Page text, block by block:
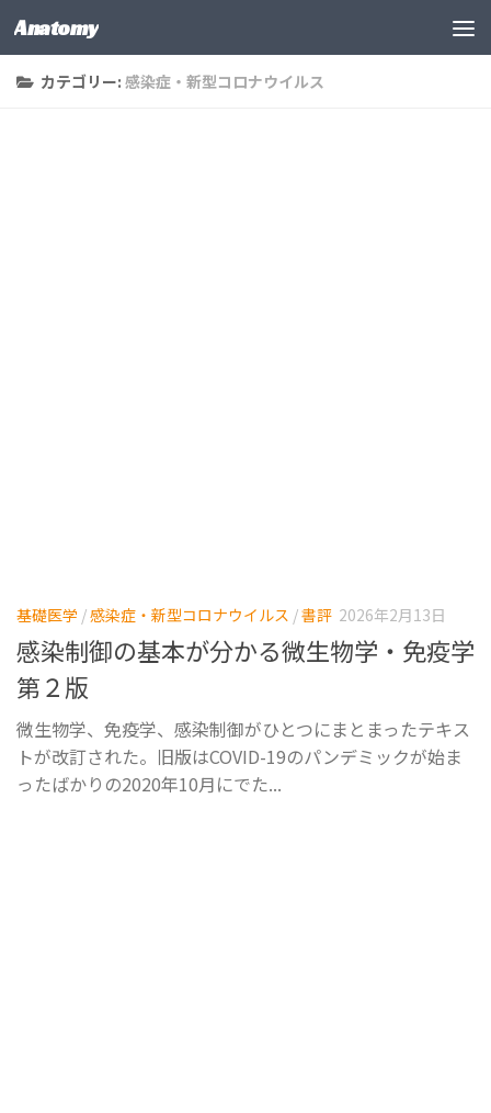
コンテンツの下
Anatomy
カテゴリー: 感染症・新型コロナウイルス
基礎医学 /感染症・新型コロナウイルス /書評 2026年2月13日
感染制御の基本が分かる微生物学・免疫学
第２版
微生物学、免疫学、感染制御がひとつにまとまったテキス
トが改訂された。旧版はCOVID-19のパンデミックが始ま
ったばかりの2020年10月にでた...